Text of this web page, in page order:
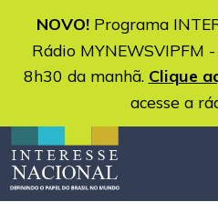
NOVO!Programa
Rádio MYNEWSVIPFM
8h30 da manhã. Clique
acesse a